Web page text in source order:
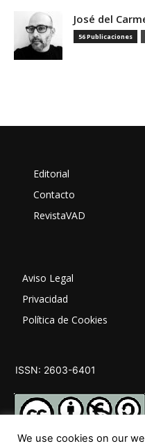
José del
56 Publicaciones
Editorial
Contacto
RevistaVAD
Aviso Legal
Privacidad
Política de Cookies
ISSN: 2603-6401
We use cookies on our